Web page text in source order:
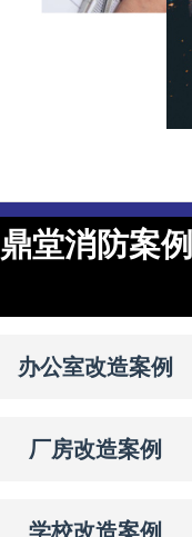
鼎堂消防案例
办公室改造案例
厂房改造案例
学校改造案例